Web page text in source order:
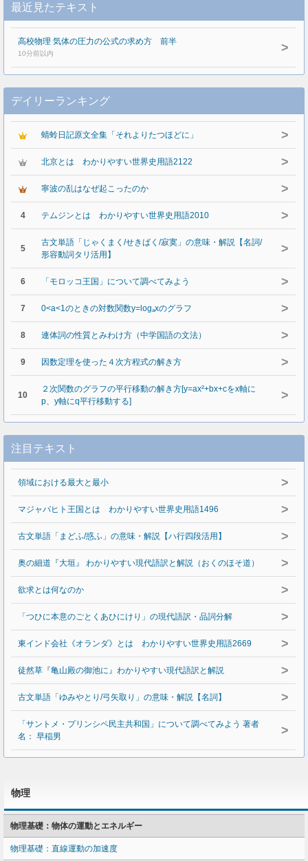
最近見たテキスト
高校物理 気体の圧力の公式の求め方 前半
10分前以内 >
デイリーランキング
蜻蛉日記原文全集「それよりたつほどに」 >
北京とは わかりやすい世界史用語2122 >
寧波の乱はなぜ起こったのか >
4 テムジンとは わかりやすい世界史用語2010 >
5
古文単語「じゃくまく/せきばく/寂寞」の意味・解説【名詞/
形容動詞タリ活用】
>
6 「モロッコ王国」について調べてみよう >
7 0<a<1のときの対数関数y=logₐxのグラフ >
8 連体詞の性質とみわけ方（中学国語の文法） >
9 因数定理を使った４次方程式の解き方 >
10
２次関数のグラフの平行移動の解き方[y=ax²+bx+cをx軸に
p、y軸にq平行移動する]
>
注目テキスト
領域における最大と最小 >
マジャパヒト王国とは わかりやすい世界史用語1496 >
古文単語「まどふ/惑ふ」の意味・解説【ハ行四段活用】 >
奥の細道『大垣』 わかりやすい現代語訳と解説（おくのほそ道） >
欲求とは何なのか >
「つひに本意のごとくあひにけり」の現代語訳・品詞分解 >
東インド会社《オランダ》とは わかりやすい世界史用語2669 >
徒然草『亀山殿の御池に』わかりやすい現代語訳と解説 >
古文単語「ゆみやとり/弓矢取り」の意味・解説【名詞】 >
「サントメ・プリンシペ民主共和国」について調べてみよう 著者
名： 早稲男
>
物理
物理基礎：物体の運動とエネルギー
物理基礎：直線運動の加速度